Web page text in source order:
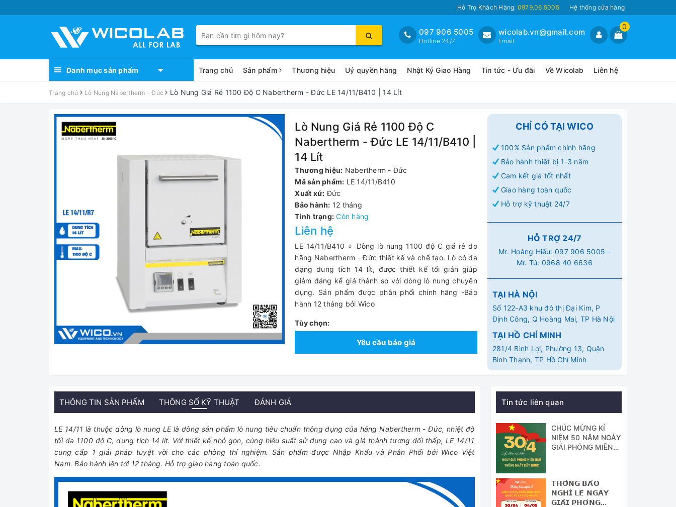
Hỗ Trợ Khách Hàng: 0979.06.5005 Hệ thống cửa hàng
0
wicolab.vn@gmail.com
Email
097 906 5005
Hotline 24/7
Danh mục sản phẩm Trang chủ Sản phẩm Thương hiệu Uỷ quyền hãng Nhật Ký Giao Hàng Tin tức - Ưu đãi Về Wicolab Liên hệ
Trang chủ Lò Nung Nabertherm - Đức Lò Nung Giá Rẻ 1100 Độ C Nabertherm - Đức LE 14/11/B410 | 14 Lít
Lò Nung Giá Rẻ 1100 Độ C
Nabertherm - Đức LE 14/11/B410 |
14 Lít
Thương hiệu: Nabertherm - Đức
Mã sản phẩm: LE 14/11/B410
Xuất xứ: Đức
Bảo hành: 12 tháng
Tình trạng: Còn hàng
Liên hệ
LE 14/11/B410 ⭐ Dòng lò nung 1100 độ C giá rẻ do
hãng Nabertherm - Đức thiết kế và chế tạo. Lò có đa
dạng dung tích 14 lít, được thiết kế tối giản giúp
giảm đáng kể giá thành so với dòng lò nung chuyên
dụng. Sản phẩm được phân phối chính hãng -Bảo
hành 12 tháng bởi Wico
Tùy chọn:
Yêu cầu báo giá
CHỈ CÓ TẠI WICO
100% Sản phẩm chính hãng
Bảo hành thiết bị 1-3 năm
Cam kết giá tốt nhất
Giao hàng toàn quốc
Hỗ trợ kỹ thuật 24/7
HỖ TRỢ 24/7
Mr. Hoàng Hiếu:097 906 5005 -
Mr. Tú: 0968 40 6636
TẠI HÀ NỘI
Số 122-A3 khu đô thị Đại Kim, P
Định Công, Q Hoàng Mai, TP Hà Nội
TẠI HỒ CHÍ MINH
281/4 Bình Lợi, Phường 13, Quận
Bình Thạnh, TP Hồ Chí Minh
THÔNG TIN SẢN PHẨM THÔNG SỐ KỸ THUẬT ĐÁNH GIÁ
LE 14/11 là thuộc dòng lò nung LE là dòng sản phẩm lò nung tiêu chuẩn thông dụng của hãng Nabertherm - Đức, nhiệt độ
tối đa 1100 độ C, dung tích 14 lít. Với thiết kế nhỏ gọn, cùng hiệu suất sử dụng cao và giá thành tương đối thấp, LE 14/11
cung cấp 1 giải pháp tuyệt vời cho các phòng thí nghiệm. Sản phẩm được Nhập Khẩu và Phân Phối bởi Wico Việt
Nam. Bảo hành lên tới 12 tháng. Hỗ trợ giao hàng toàn quốc.
Tin tức liên quan
CHÚC MỪNG KỈ
NIỆM 50 NĂM NGÀY
GIẢI PHÓNG MIỀN
𝗧𝗛𝗢̂𝗡𝗚 𝗕𝗔́𝗢
𝗡𝗚𝗛𝗜̉ 𝗟𝗘̂̃ 𝗡𝗚𝗔̀𝗬
𝗚𝗜𝗔̉𝗜 𝗣𝗛𝗢́𝗡𝗚